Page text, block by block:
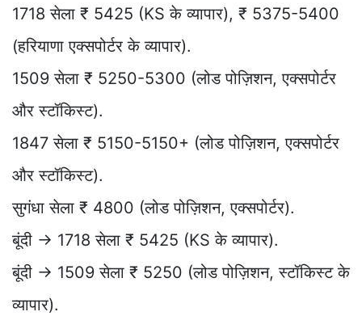
1718 सेला ₹ 5425 (KS के व्यापार), ₹ 5375-5400
(हरियाणा एक्सपोर्टर के व्यापार).
1509 सेला ₹ 5250-5300 (लोड पोज़िशन, एक्सपोर्टर
और स्टॉकिस्ट).
1847 सेला ₹ 5150-5150+ (लोड पोज़िशन, एक्सपोर्टर
और स्टॉकिस्ट).
सुगंधा सेला ₹ 4800 (लोड पोज़िशन, एक्सपोर्टर).
बूंदी → 1718 सेला ₹ 5425 (KS के व्यापार).
बूंदी → 1509 सेला ₹ 5250 (लोड पोज़िशन, स्टॉकिस्ट के
व्यापार).